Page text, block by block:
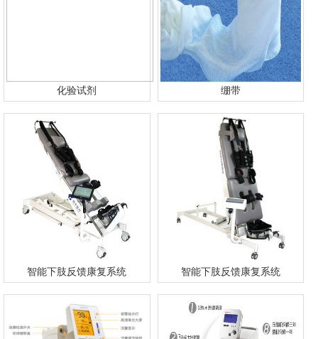
化验试剂 绷带
智能下肢反馈康复系统 智能下肢反馈康复系统